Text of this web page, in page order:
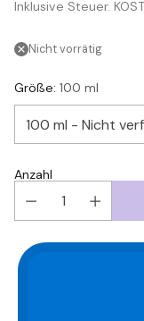
Inklusive Steuer.
Nicht vorrätig
Größe: 100 ml
Anzahl